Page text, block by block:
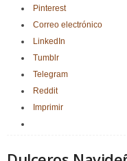
Pinterest
Correo electrónico
LinkedIn
Tumblr
Telegram
Reddit
Imprimir